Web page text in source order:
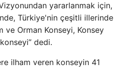
yararlanmak için,
Türkiye'nin çeşitli illerinde
ve Orman Konseyi, Konsey
dedi.
ilham veren konseyin 41